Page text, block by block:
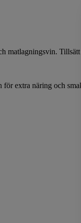
matlagningsvin.
för extra näring och